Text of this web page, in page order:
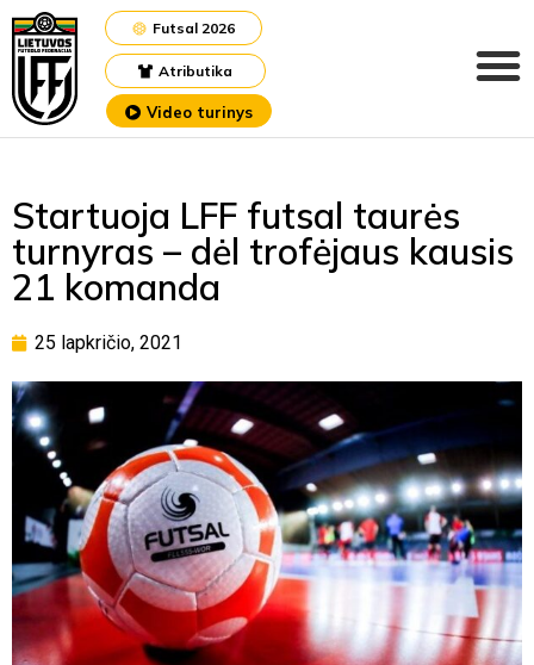
Atributika
Futsal 2026
Video turinys
Startuoja LFF futsal taurės
turnyras – dėl trofėjaus kausis
21 komanda
25 lapkričio, 2021